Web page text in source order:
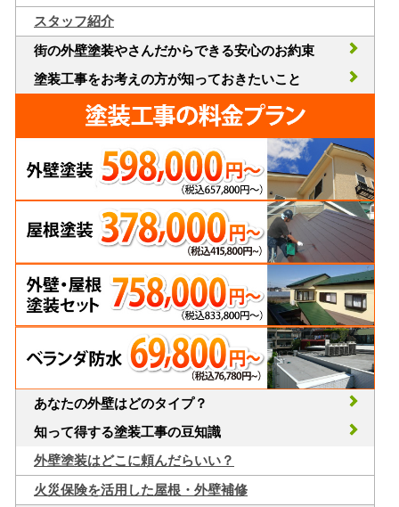
スタッフ紹介
街の外壁塗装やさんだからできる安心のお約束
塗装工事をお考えの方が知っておきたいこと
あなたの外壁はどのタイプ？
知って得する塗装工事の豆知識
外壁塗装はどこに頼んだらいい？
火災保険を活用した屋根・外壁補修